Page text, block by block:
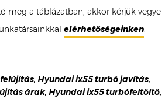
meg a táblázatban, akkor kérjük vegye
elérhetőségeinken.
Hyundai ix55 turbó javítás,
árak, Hyundai ix55 turbófeltöltő,